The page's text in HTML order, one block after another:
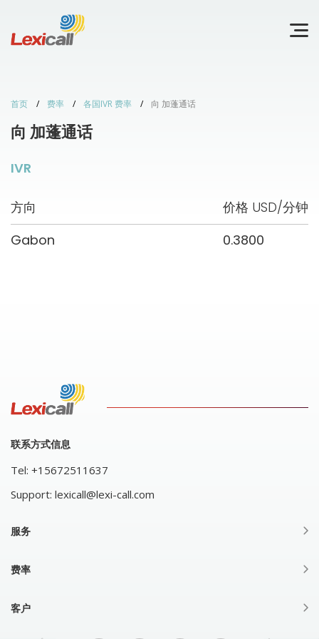
首页 费率 各国IVR 费率 向 加蓬通话
向 加蓬通话
IVR
方向
价格 USD/分钟
Gabon
0.3800
联系方式信息
Tel: +15672511637
Support: lexicall@lexi-call.com
服务
费率
客户